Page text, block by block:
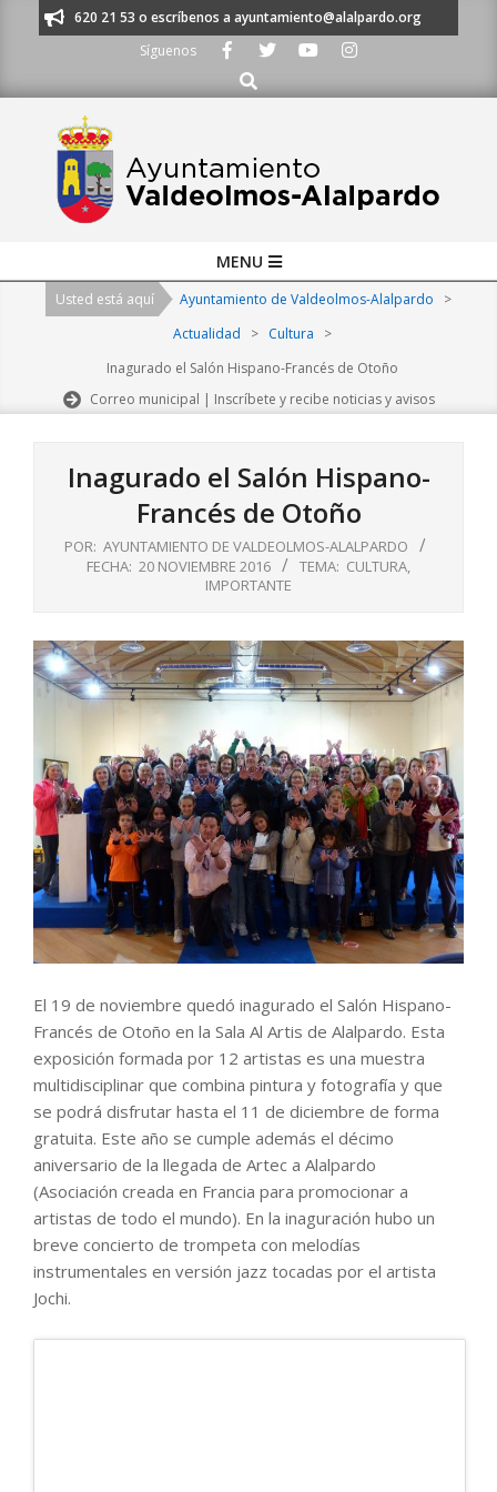
al 91 620 21 53 o escríbenos a ayuntamiento@alalpardo.org
Síguenos
Buscar
Navigation
MENU
Usted está aquí Ayuntamiento de Valdeolmos-Alalpardo
>
Actualidad
> Cultura
>
Inagurado el Salón Hispano-Francés de Otoño
Correo municipal | Inscríbete y recibe noticias y avisos
Inagurado el Salón Hispano-
Francés de Otoño
POR: AYUNTAMIENTO DE VALDEOLMOS-ALALPARDO
FECHA: 20 NOVIEMBRE 2016 TEMA: CULTURA,
IMPORTANTE
El 19 de noviembre quedó inagurado el Salón Hispano-
Francés de Otoño en la Sala Al Artis de Alalpardo. Esta
exposición formada por 12 artistas es una muestra
multidisciplinar que combina pintura y fotografía y que
se podrá disfrutar hasta el 11 de diciembre de forma
gratuita. Este año se cumple además el décimo
aniversario de la llegada de Artec a Alalpardo
(Asociación creada en Francia para promocionar a
artistas de todo el mundo). En la inaguración hubo un
breve concierto de trompeta con melodías
instrumentales en versión jazz tocadas por el artista
Jochi.